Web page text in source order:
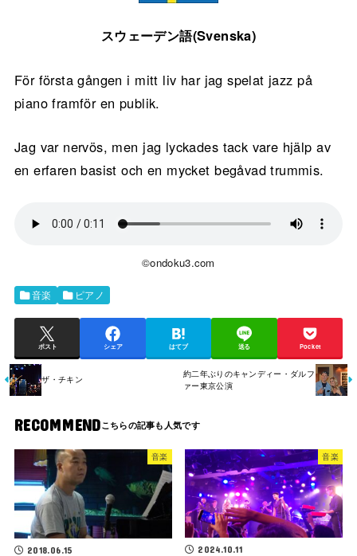
スウェーデン語(Svenska)
För första gången i mitt liv har jag spelat jazz på
piano framför en publik.
Jag var nervös, men jag lyckades tack vare hjälp av
en erfaren basist och en mycket begåvad trummis.
©ondoku3.com
音楽 ピアノ
ポスト シェア はてブ 送る Pocket
ザ・チキン
約二年ぶりのキャンディー・ダルフ
ァー東京公演
RECOMMEND
音楽
2018.06.15
音楽
2024.10.11